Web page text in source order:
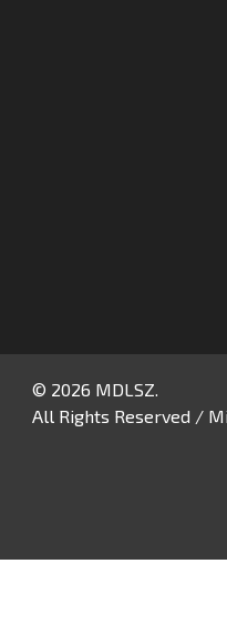
© 2026 MDLSZ.
All Rights Reserved /